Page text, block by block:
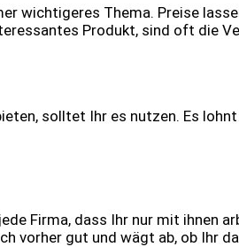
wichtigeres Thema. Preise
Produkt, sind oft die
solltet Ihr es nutzen. Es
Firma, dass Ihr nur mit ihnen
vorher gut und wägt ab, ob Ihr